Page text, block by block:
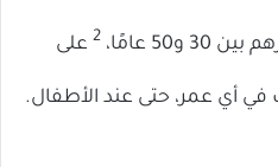
عامًا، 2 على
أي عمر، حتى عند الأطفال.